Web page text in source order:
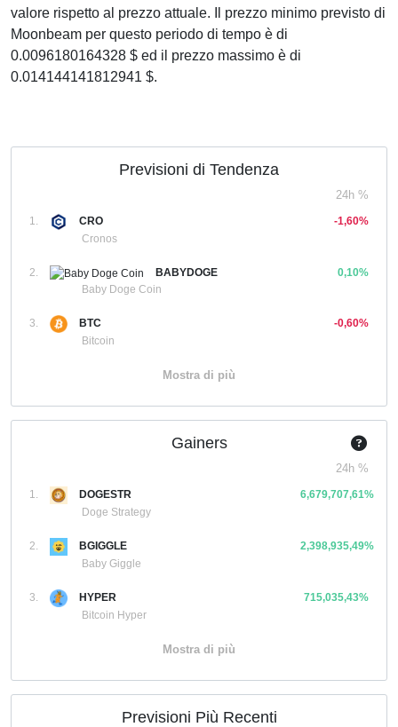
valore rispetto al prezzo attuale. Il prezzo minimo previsto di
Moonbeam per questo periodo di tempo è di
0.0096180164328 $ ed il prezzo massimo è di
0.014144141812941 $.
Previsioni di Tendenza
24h %
1.
CRO
Cronos
-1,60%
2.
BABYDOGE
Baby Doge Coin
0,10%
3.
BTC
Bitcoin
-0,60%
Mostra di più
Gainers
24h %
1.
DOGESTR
Doge Strategy
6,679,707,61%
2.
BGIGGLE
Baby Giggle
2,398,935,49%
3.
HYPER
Bitcoin Hyper
715,035,43%
Mostra di più
Previsioni Più Recenti